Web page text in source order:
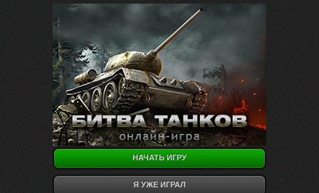
НАЧАТЬ ИГРУ
Я УЖЕ ИГРАЛ